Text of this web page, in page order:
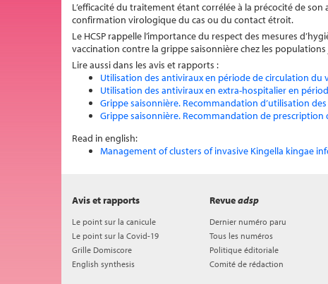
L’efficacité du traitement étant corrélée à la précocité de
confirmation virologique du cas ou du contact étroit.
Le HCSP rappelle l’importance du respect des mesures
vaccination contre la grippe saisonnière chez les
Lire aussi dans les avis et rapports :
Utilisation des antiviraux en période de circulation du
Utilisation des antiviraux en extra-hospitalier en
Grippe saisonnière. Recommandation d’utilisation
Grippe saisonnière. Recommandation de prescription
Read in english:
Management of clusters of invasive Kingella kingae
Avis et rapports
Le point sur la canicule
Le point sur la Covid-19
Grille Domiscore
English synthesis
Revueadsp
Dernier numéro paru
Tous les numéros
Politique éditoriale
Comité de rédaction